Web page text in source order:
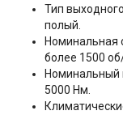
Тип
полый.
Номинальная
более 1500
Номинальный
5000 Нм.